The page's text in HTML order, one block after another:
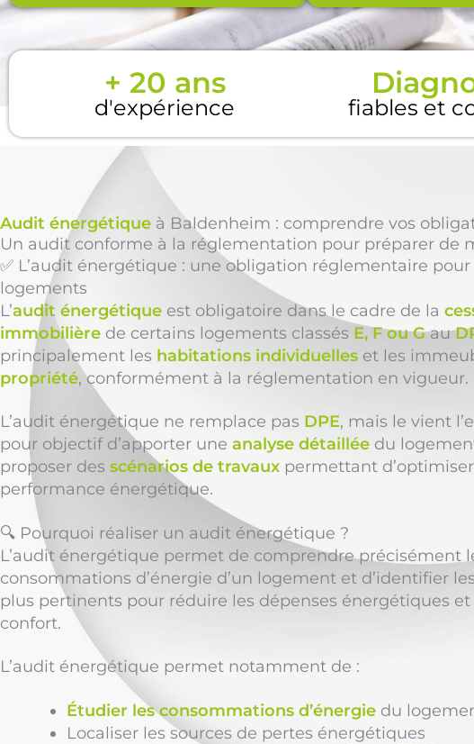
+ 20 ans
d'expérience fiables et
Audit énergétique à Baldenheim : comprendre vos
Un audit conforme à la réglementation pour préparer de
✅ L’audit énergétique : une obligation réglementaire
logements
L’audit énergétique est obligatoire dans le cadre de la
immobilière de certains logements classés E, F ou Gau
principalement les habitations individuelles et les
propriété, conformément à la réglementation en vigueur.
L’audit énergétique ne remplace pas DPE, mais le vient
pour objectif d’apporter une analyse détaillée du
proposer des scénarios de travaux permettant
performance énergétique.
🔍 Pourquoi réaliser un audit énergétique ?
L’audit énergétique permet de comprendre précisément
consommations d’énergie d’un logement et d’identifier
plus pertinents pour réduire les dépenses énergétiques
confort.
L’audit énergétique permet notamment de :
Étudier les consommations d’énergie du
Localiser les sources de pertes énergétiques